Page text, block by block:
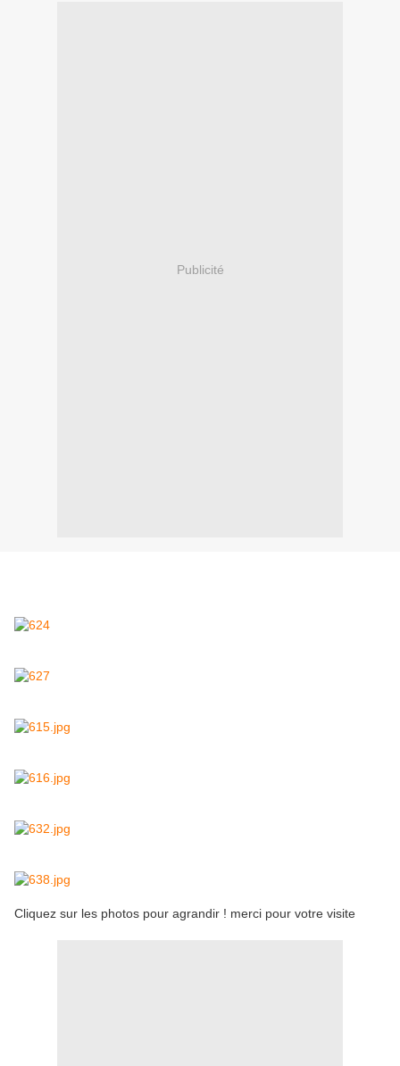
Publicité
Cliquez sur les photos pour agrandir ! merci pour votre visite